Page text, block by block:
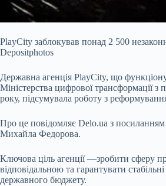
PlayCity заблокував понад 2 500
Depositphotos
Державна агенція PlayCity, що
Міністерства цифрової трансформації з
року, підсумувала роботу з
Про це повідомляє Delo.ua з
Михайла Федорова.
Ключова ціль агенції —зробити сферу
відповідальною та гарантувати
державного бюджету.